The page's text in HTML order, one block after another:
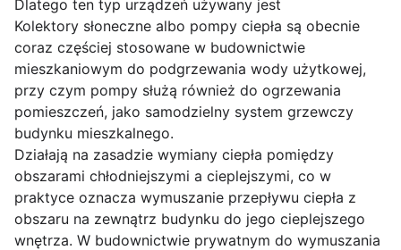
Dlatego ten typ urządzeń używany jest
Kolektory słoneczne albo pompy ciepła są obecnie
coraz częściej stosowane w budownictwie
mieszkaniowym do podgrzewania wody użytkowej,
przy czym pompy służą również do ogrzewania
pomieszczeń, jako samodzielny system grzewczy
budynku mieszkalnego.
Działają na zasadzie wymiany ciepła pomiędzy
obszarami chłodniejszymi a cieplejszymi, co w
praktyce oznacza wymuszanie przepływu ciepła z
obszaru na zewnątrz budynku do jego cieplejszego
wnętrza. W budownictwie prywatnym do wymuszania